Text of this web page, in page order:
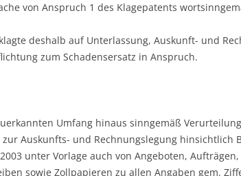
von Anspruch 1 des Klagepatents
deshalb auf Unterlassung, Auskunft- und
zum Schadensersatz in Anspruch.
Umfang hinaus sinngemäß
Auskunfts- und Rechnungslegung hinsichtlich
unter Vorlage auch von Angeboten, Aufträgen,
sowie Zollpapieren zu allen Angaben gem.